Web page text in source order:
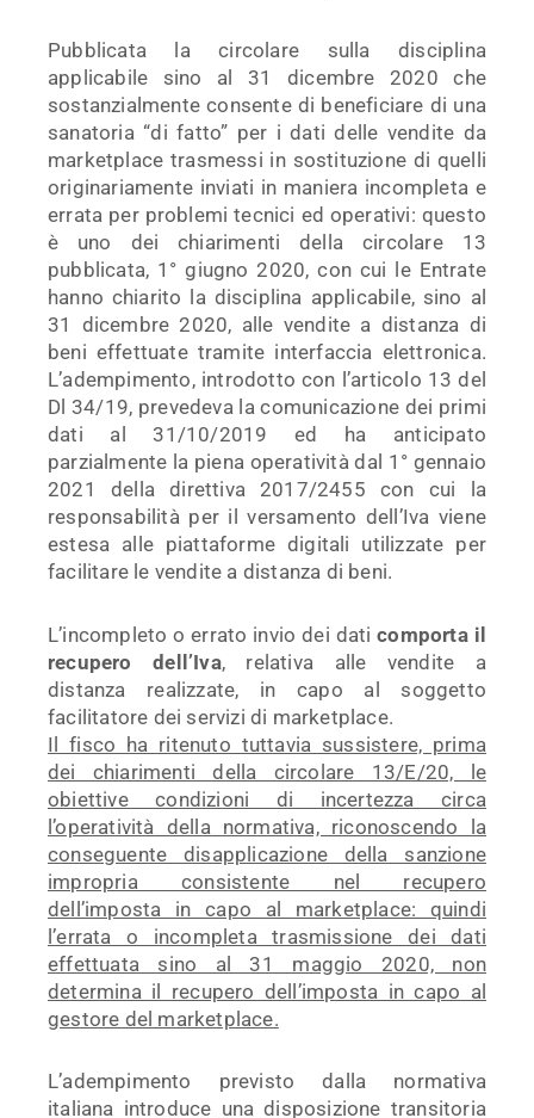
Pubblicata la circolare sulla disciplina
applicabile sino al 31 dicembre 2020 che
sostanzialmente consente di beneficiare di una
sanatoria “di fatto” per i dati delle vendite da
marketplace trasmessi in sostituzione di quelli
originariamente inviati in maniera incompleta e
errata per problemi tecnici ed operativi: questo
è uno dei chiarimenti della circolare 13
pubblicata, 1° giugno 2020, con cui le Entrate
hanno chiarito la disciplina applicabile, sino al
31 dicembre 2020, alle vendite a distanza di
beni effettuate tramite interfaccia elettronica.
L’adempimento, introdotto con l’articolo 13 del
Dl 34/19, prevedeva la comunicazione dei primi
dati al 31/10/2019 ed ha anticipato
parzialmente la piena operatività dal 1° gennaio
2021 della direttiva 2017/2455 con cui la
responsabilità per il versamento dell’Iva viene
estesa alle piattaforme digitali utilizzate per
facilitare le vendite a distanza di beni.
L’incompleto o errato invio dei daticomporta il
recupero dell’Iva, relativa alle vendite a
distanza realizzate, in capo al soggetto
facilitatore dei servizi di marketplace.
Il fisco ha ritenuto tuttavia sussistere, prima
dei chiarimenti della circolare 13/E/20, le
obiettive condizioni di incertezza circa
l’operatività della normativa, riconoscendo la
conseguente disapplicazione della sanzione
impropria consistente nel recupero
dell’imposta in capo al marketplace: quindi
l’errata o incompleta trasmissione dei dati
effettuata sino al 31 maggio 2020, non
determina il recupero dell’imposta in capo al
gestore del marketplace.
L’adempimento previsto dalla normativa
italiana introduce una disposizione transitoria